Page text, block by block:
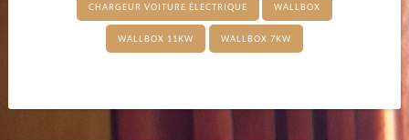
CHARGEUR VOITURE ÉLECTRIQUE WALLBOX
WALLBOX 11KW WALLBOX 7KW